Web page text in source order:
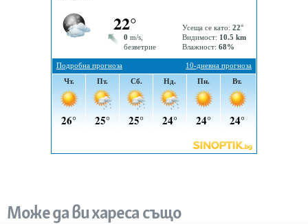
Може да ви хареса също